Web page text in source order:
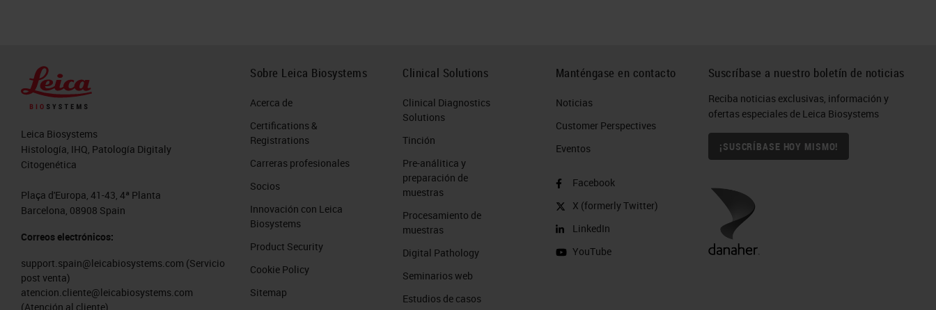
Leica Biosystems
Histología, IHQ, Patología Digitaly
Citogenética
Plaça d'Europa, 41-43, 4ª Planta
Barcelona, 08908 Spain
Correos electrónicos:
support.spain@leicabiosystems.com (Servicio
post venta)
atencion.cliente@leicabiosystems.com
(Atención al cliente)
Sobre Leica Biosystems
Acerca de
Certifications &
Registrations
Carreras profesionales
Socios
Innovación con Leica
Biosystems
Product Security
Cookie Policy
Sitemap
Clinical Solutions
Clinical Diagnostics
Solutions
Tinción
Pre-análitica y
preparación de
muestras
Procesamiento de
muestras
Digital Pathology
Seminarios web
Estudios de casos
Manténgase en contacto
Noticias
Customer Perspectives​
Eventos
Facebook
X (formerly Twitter)
LinkedIn
YouTube
Suscríbase a nuestro boletín de noticias
Reciba noticias exclusivas, información y
ofertas especiales de Leica Biosystems
¡SUSCRÍBASE HOY MISMO!